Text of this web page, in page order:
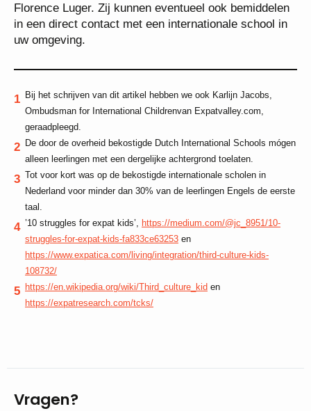
Florence Luger. Zij kunnen eventueel ook bemiddelen
in een direct contact met een internationale school in
uw omgeving.
Bij het schrijven van dit artikel hebben we ook Karlijn Jacobs,
Ombudsman for International Childrenvan Expatvalley.com,
geraadpleegd.
De door de overheid bekostigde Dutch International Schools mógen
alleen leerlingen met een dergelijke achtergrond toelaten.
Tot voor kort was op de bekostigde internationale scholen in
Nederland voor minder dan 30% van de leerlingen Engels de eerste
taal.
’10 struggles for expat kids’, https://medium.com/@jc_8951/10-
struggles-for-expat-kids-fa833ce63253 en
https://www.expatica.com/living/integration/third-culture-kids-
108732/
https://en.wikipedia.org/wiki/Third_culture_kid en
https://expatresearch.com/tcks/
Vragen?